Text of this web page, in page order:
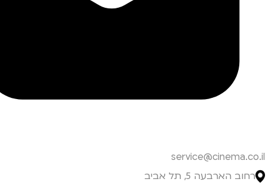
service@cinema.co.il
רחוב הארבעה 5, תל אביב